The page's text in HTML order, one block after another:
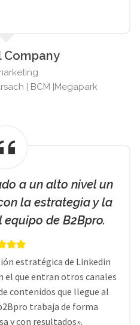
Company
| BCM |Megapark
a un alto nivel un
la estrategia y la
de B2Bpro.
estratégica de Linkedin
el que entran otros canales
contenidos que llegue al
trabaja de forma
y con resultados».